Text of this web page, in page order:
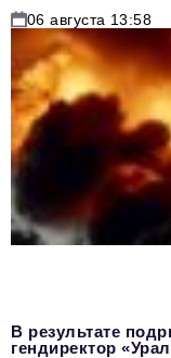
06 августа 13:58
В результате
гендиректор